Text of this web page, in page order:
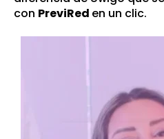
con PreviRed en un clic.